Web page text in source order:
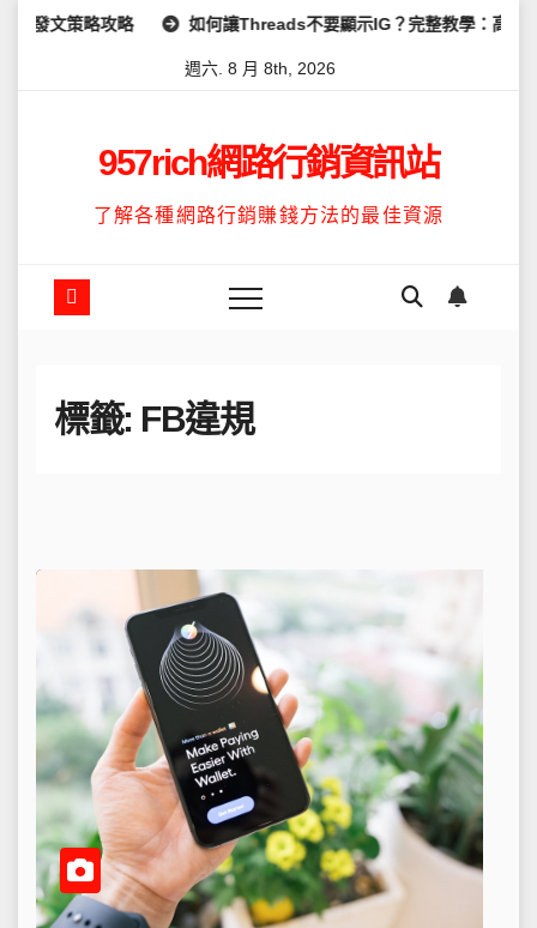
Skip
文策略攻略 如何讓Threads不要顯示IG？完整教學：高效管理
週六. 8 月 8th, 2026
957rich網路行銷資訊站
了解各種網路行銷賺錢方法的最佳資源
標籤: FB違規